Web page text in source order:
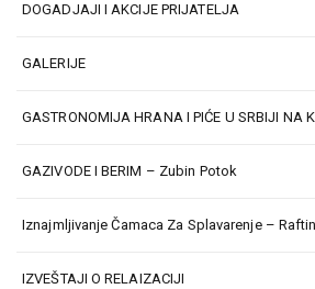
DOGADJAJI I AKCIJE PRIJATELJA
GALERIJE
GASTRONOMIJA HRANA I PIĆE U SRBIJI NA
GAZIVODE I BERIM – Zubin Potok
Iznajmljivanje Čamaca Za Splavarenje –
IZVEŠTAJI O RELAIZACIJI